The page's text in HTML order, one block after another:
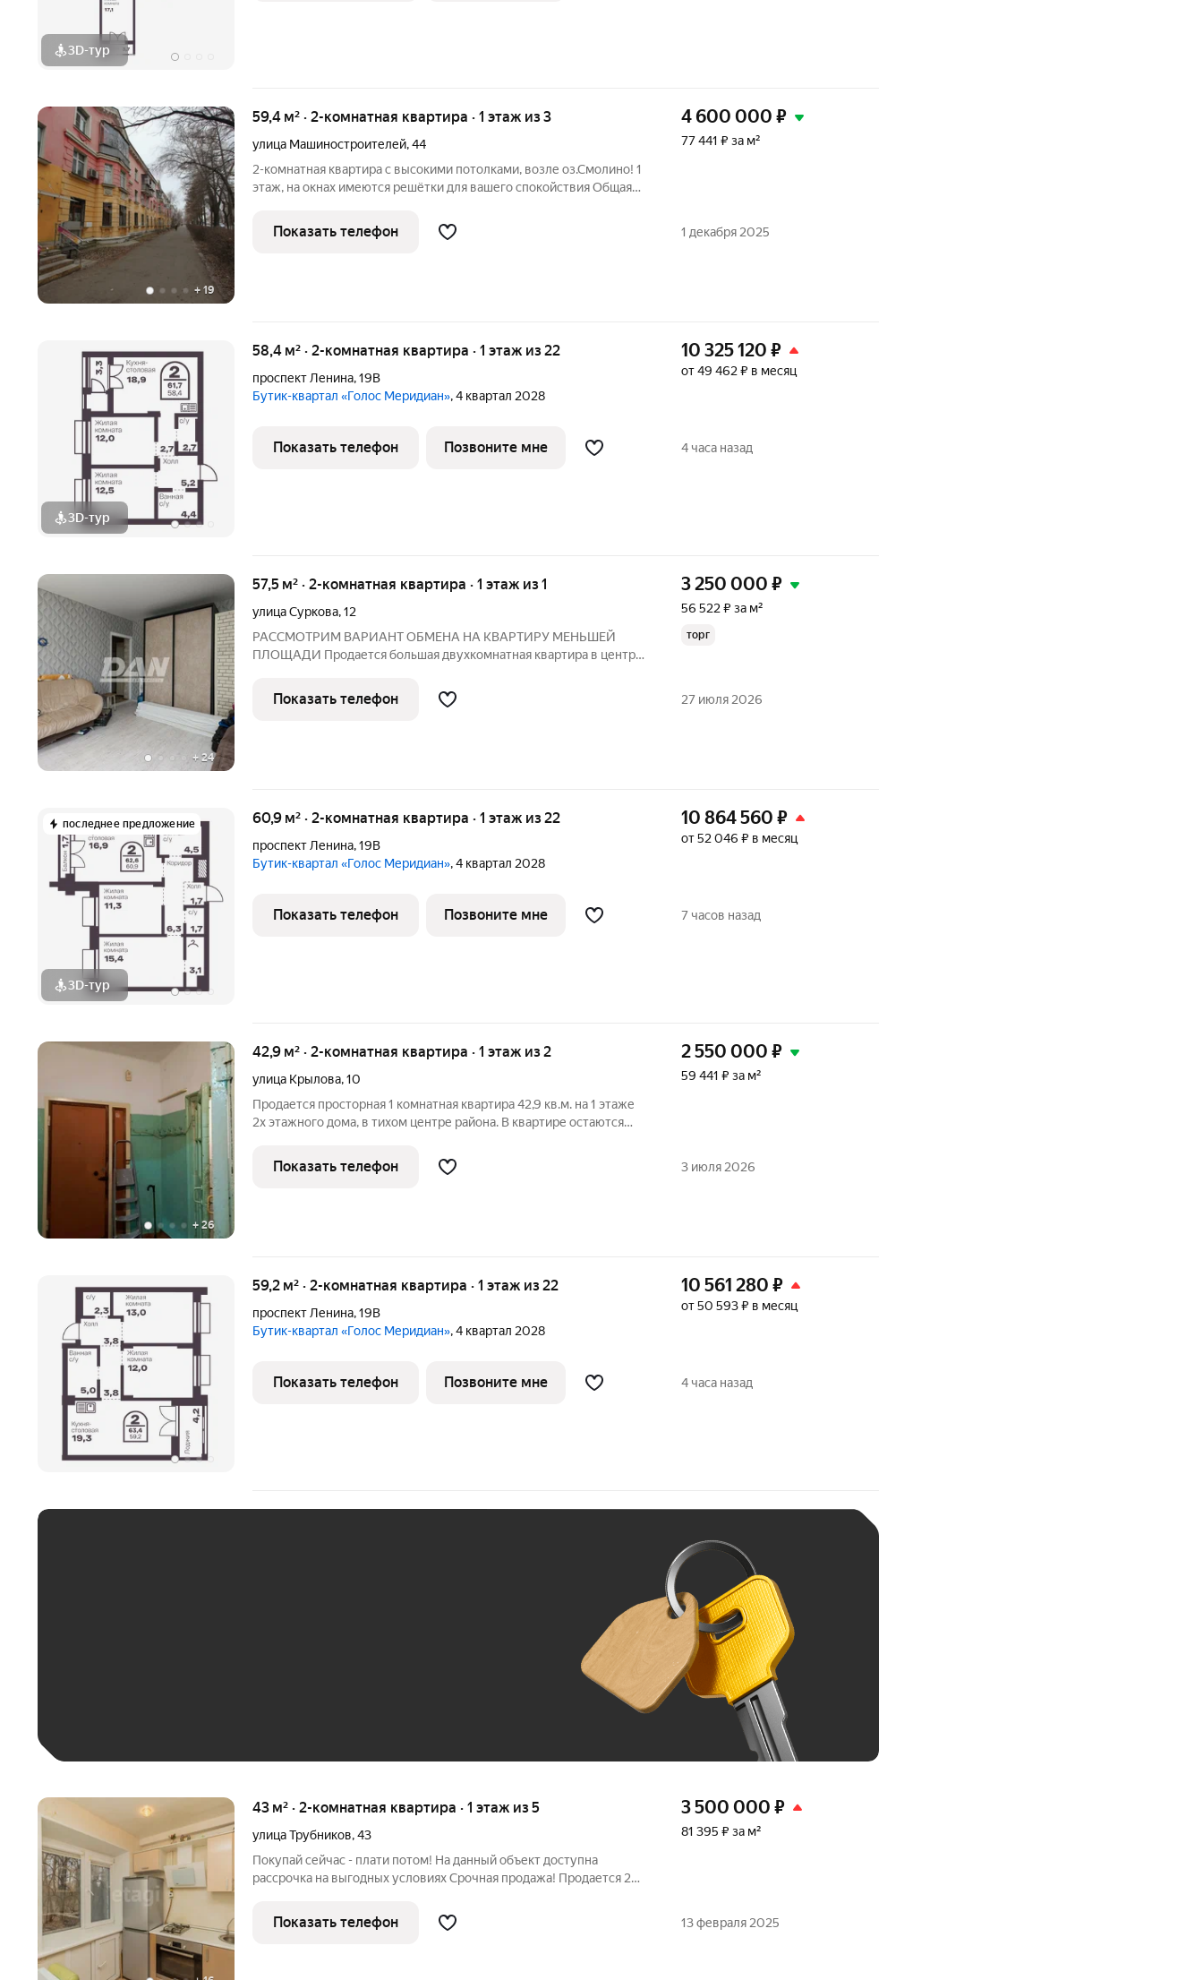
3D-тур
+ 19
59,4 м² · 2-комнатная квартира · 1 этаж из 3
улица Машиностроителей,44
2-комнатная квартира с высокими потолками, возле оз.Смолино! 1
этаж, на окнах имеются решётки для вашего спокойствия Общая
санузел Всё рядом: - школы, лицей №77 и РЖД лицей №4, детские
сады
4 600 000 ₽
77 441 ₽ за м²
Показать телефон 1 декабря 2025
3D-тур
58,4 м² · 2-комнатная квартира · 1 этаж из 22
проспект Ленина,19В
Бутик-квартал «Голос Меридиан», 4 квартал 2028
10 325 120 ₽
от 49 462 ₽ в месяц
Показать телефон Позвоните мне 4 часа назад
+ 24
57,5 м² · 2-комнатная квартира · 1 этаж из 1
улица Суркова,12
РАССМОТРИМ ВАРИАНТ ОБМЕНА НА КВАРТИРУ МЕНЬШЕЙ
ПЛОЩАДИ Продается большая двухкомнатная квартира в центре
-Просторные раздельные комнаты площадью 20,5 и 15,3 кв.м
позволяют свободно разместить
3 250 000 ₽
56 522 ₽ за м²
торг
Показать телефон 27 июля 2026
последнее предложение
3D-тур
60,9 м² · 2-комнатная квартира · 1 этаж из 22
проспект Ленина,19В
Бутик-квартал «Голос Меридиан», 4 квартал 2028
10 864 560 ₽
от 52 046 ₽ в месяц
Показать телефон Позвоните мне 7 часов назад
+ 26
42,9 м² · 2-комнатная квартира · 1 этаж из 2
улица Крылова,10
Продается просторная 1 комнатная квартира 42,9 кв.м. на 1 этаже
2х этажного дома, в тихом центре района. В квартире остаются
хранения. Кухня- гостиная 14 кв.м., зал 18,5 кв.м. с застекленной
2 550 000 ₽
59 441 ₽ за м²
Показать телефон 3 июля 2026
59,2 м² · 2-комнатная квартира · 1 этаж из 22
проспект Ленина,19В
Бутик-квартал «Голос Меридиан», 4 квартал 2028
10 561 280 ₽
от 50 593 ₽ в месяц
Показать телефон Позвоните мне 4 часа назад
43 м² · 2-комнатная квартира · 1 этаж из 5
улица Трубников,43
Покупай сейчас - плати потом! На данный объект доступна
рассрочка на выгодных условиях Срочная продажа! Продается 2
теплая! Сделан отличный ремонт. Тихие, адекватные соседи. В
квартире
3 500 000 ₽
81 395 ₽ за м²
Показать телефон 13 февраля 2025